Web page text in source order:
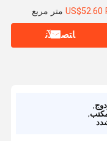
ﺎﺘﺼﻟ ﺍﻶﻧ
,
,